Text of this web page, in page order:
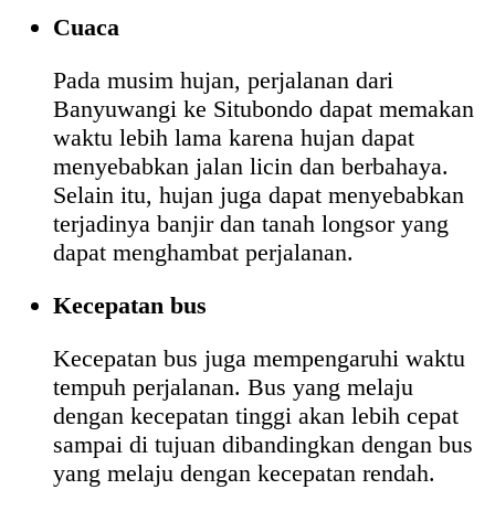
Cuaca
Pada musim hujan, perjalanan dari
Banyuwangi ke Situbondo dapat memakan
waktu lebih lama karena hujan dapat
menyebabkan jalan licin dan berbahaya.
Selain itu, hujan juga dapat menyebabkan
terjadinya banjir dan tanah longsor yang
dapat menghambat perjalanan.
Kecepatan bus
Kecepatan bus juga mempengaruhi waktu
tempuh perjalanan. Bus yang melaju
dengan kecepatan tinggi akan lebih cepat
sampai di tujuan dibandingkan dengan bus
yang melaju dengan kecepatan rendah.